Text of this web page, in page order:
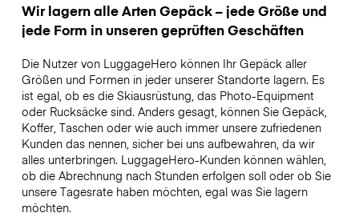
Wir lagern alle Arten Gepäck – jede Größe und
jede Form in unseren geprüften Geschäften
Die Nutzer von LuggageHero können Ihr Gepäck aller
Größen und Formen in jeder unserer Standorte lagern. Es
ist egal, ob es die Skiausrüstung, das Photo-Equipment
oder Rucksäcke sind. Anders gesagt, können Sie Gepäck,
Koffer, Taschen oder wie auch immer unsere zufriedenen
Kunden das nennen, sicher bei uns aufbewahren, da wir
alles unterbringen. LuggageHero-Kunden können wählen,
ob die Abrechnung nach Stunden erfolgen soll oder ob Sie
unsere Tagesrate haben möchten, egal was Sie lagern
möchten.